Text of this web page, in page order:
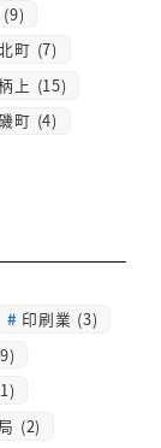
町 (7)
上 (15)
町 (4)
印刷業 (3)
(2)